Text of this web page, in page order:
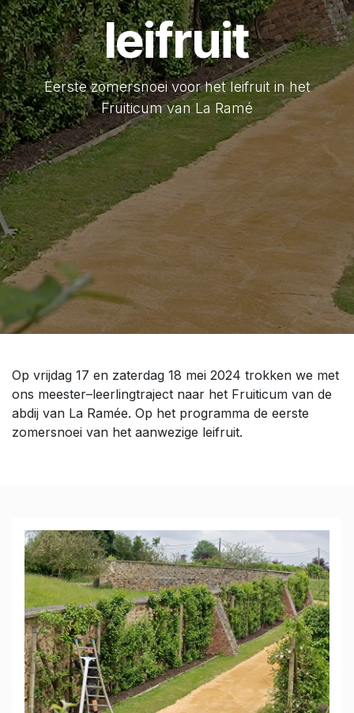
leifruit
Eerste zomersnoei voor het leifruit in het
Fruiticum van La Ramé
Op vrijdag 17 en zaterdag 18 mei 2024 trokken we met
ons meester–leerlingtraject naar het Fruiticum van de
abdij van La Ramée. Op het programma de eerste
zomersnoei van het aanwezige leifruit.